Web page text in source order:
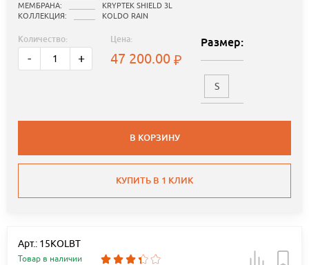
МЕМБРАНА:
KRYPTEK SHIELD 3L
КОЛЛЕКЦИЯ:
KOLDO RAIN
Количество:
- +
Цена:
47 200.00
Размер:
S
В КОРЗИНУ
КУПИТЬ В 1 КЛИК
Арт.: 15KOLBT
Товар в наличии